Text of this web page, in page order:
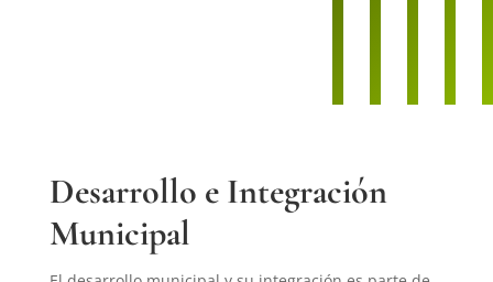
Desarrollo e Integración
Municipal